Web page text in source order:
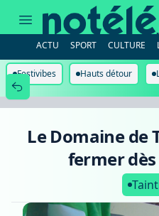
Domaine
Taintignies
fermer
dès
1er
mars
ACTU SPORT CULTURE
Festivibes Hauts détour
Le Domaine de
fermer